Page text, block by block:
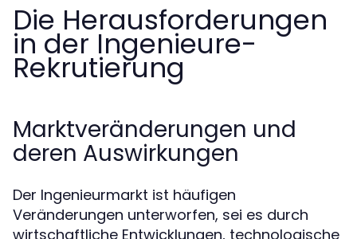
Die Herausforderungen
in der Ingenieure-
Rekrutierung
Marktveränderungen und
deren Auswirkungen
Der Ingenieurmarkt ist häufigen
Veränderungen unterworfen, sei es durch
wirtschaftliche Entwicklungen, technologische